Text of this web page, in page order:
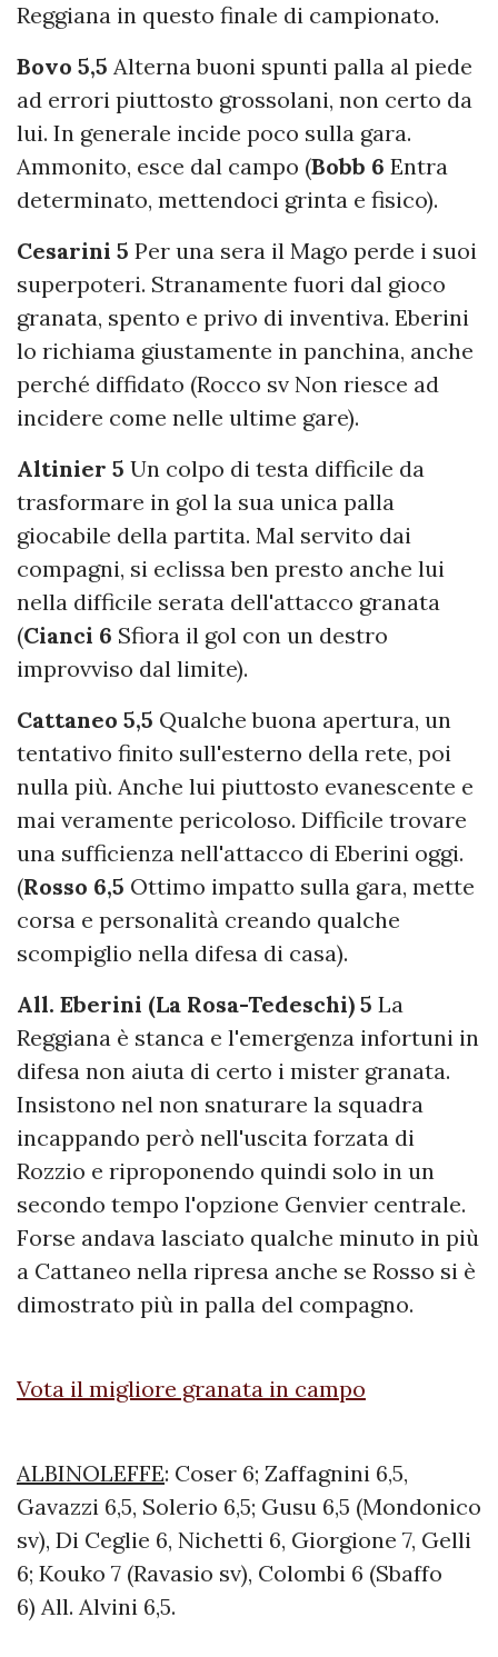
Reggiana in questo finale di campionato.
Bovo 5,5 Alterna buoni spunti palla al piede
ad errori piuttosto grossolani, non certo da
lui. In generale incide poco sulla gara.
Ammonito, esce dal campo (Bobb 6 Entra
determinato, mettendoci grinta e fisico).
Cesarini 5 Per una sera il Mago perde i suoi
superpoteri. Stranamente fuori dal gioco
granata, spento e privo di inventiva. Eberini
lo richiama giustamente in panchina, anche
perché diffidato (Rocco sv Non riesce ad
incidere come nelle ultime gare).
Altinier 5 Un colpo di testa difficile da
trasformare in gol la sua unica palla
giocabile della partita. Mal servito dai
compagni, si eclissa ben presto anche lui
nella difficile serata dell'attacco granata
(Cianci 6 Sfiora il gol con un destro
improvviso dal limite).
Cattaneo 5,5 Qualche buona apertura, un
tentativo finito sull'esterno della rete, poi
nulla più. Anche lui piuttosto evanescente e
mai veramente pericoloso. Difficile trovare
una sufficienza nell'attacco di Eberini oggi.
(Rosso 6,5 Ottimo impatto sulla gara, mette
corsa e personalità creando qualche
scompiglio nella difesa di casa).
All. Eberini (La Rosa-Tedeschi) 5 La
Reggiana è stanca e l'emergenza infortuni in
difesa non aiuta di certo i mister granata.
Insistono nel non snaturare la squadra
incappando però nell'uscita forzata di
Rozzio e riproponendo quindi solo in un
secondo tempo l'opzione Genvier centrale.
Forse andava lasciato qualche minuto in più
a Cattaneo nella ripresa anche se Rosso si è
dimostrato più in palla del compagno.
Vota il migliore granata in campo
ALBINOLEFFE: Coser 6; Zaffagnini 6,5,
Gavazzi 6,5, Solerio 6,5; Gusu 6,5 (Mondonico
sv), Di Ceglie 6, Nichetti 6, Giorgione 7, Gelli
6; Kouko 7 (Ravasio sv), Colombi 6 (Sbaffo
6) All. Alvini 6,5.